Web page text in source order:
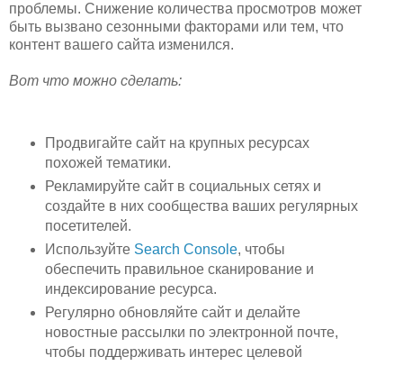
проблемы. Снижение количества просмотров может
быть вызвано сезонными факторами или тем, что
контент вашего сайта изменился.
Вот что можно сделать:
Продвигайте сайт на крупных ресурсах
похожей тематики.
Рекламируйте сайт в социальных сетях и
создайте в них сообщества ваших регулярных
посетителей.
Используйте Search Console, чтобы
обеспечить правильное сканирование и
индексирование ресурса.
Регулярно обновляйте сайт и делайте
новостные рассылки по электронной почте,
чтобы поддерживать интерес целевой